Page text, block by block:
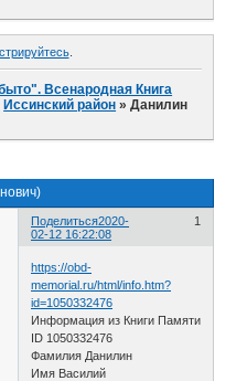
.
Всенародная Книга
Иссинский район »Данилин
Поделиться 1
2020-
02-12 16:22:08
https://obd-
memorial.ru/html/info.htm?
id=1050332476
Информация из Книги Памяти
ID 1050332476
Фамилия Данилин
Имя Василий